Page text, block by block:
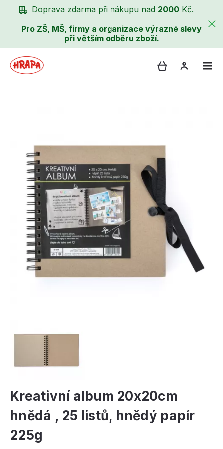
Doprava zdarma při nákupu nad 2000 Kč.
Pro ZŠ, MŠ, firmy a organizace výrazné slevy
při větším odběru zboží.
Kreativní album 20x20cm
hnědá , 25 listů, hnědý papír
225g